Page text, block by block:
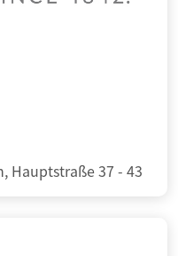
Hauptstraße 37 - 43